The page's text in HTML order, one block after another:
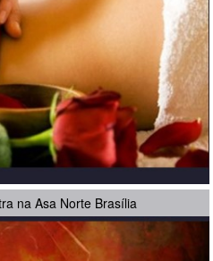
na Asa Norte Brasília